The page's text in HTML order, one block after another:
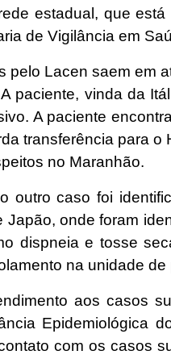
estadual, que
de Vigilância em
pelo Lacen saem em
paciente, vinda da
A paciente
transferência para
no Maranhão.
outro caso foi
onde foram
dispneia e tosse
na unidade
aos casos
Epidemiológica
com os casos